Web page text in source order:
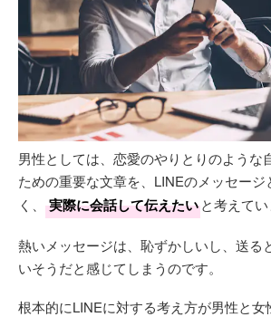
男性としては、恋愛のやりとりのような
ための重要な文章を、LINEのメッセー
く、
実際に会話して伝えたいと考えてい
熱いメッセージは、恥ずかしいし、送る
いそうだと感じてしまうのです。
根本的にLINEに対する考え方が男性と女